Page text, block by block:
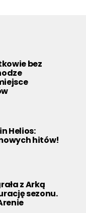
bez
Helios:
hitów!
z Arką
sezonu.